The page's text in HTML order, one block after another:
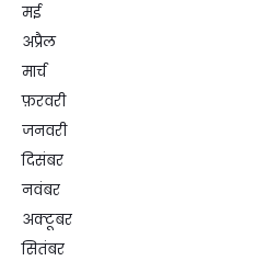
मई
अप्रैल
मार्च
फ़रवरी
जनवरी
दिसंबर
नवंबर
अक्टूबर
सितंबर